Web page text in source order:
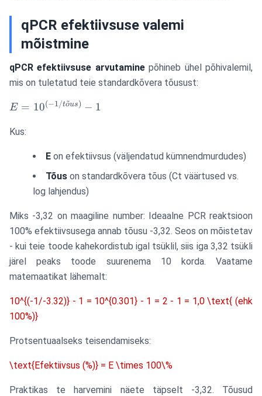
qPCR efektiivsuse valemi
mõistmine
qPCR efektiivsuse arvutaminepõhineb ühel põhivalemil,
mis on tuletatud teie standardkõvera tõusust:
E =
- 1
E = 10(−1/to
~us) − 1
Kus:
E on efektiivsus (väljendatud kümnendmurdudes)
Tõus on standardkõvera tõus (Ct väärtused vs.
log lahjendus)
Miks -3,32 on maagiline number: Ideaalne PCR reaktsioon
100% efektiivsusega annab tõusu -3,32. Seos on mõistetav
- kui teie toode kahekordistub igal tsüklil, siis iga 3,32 tsükli
järel peaks toode suurenema 10 korda. Vaatame
matemaatikat lähemalt:
10^{(-1/-3.32)} - 1 = 10^{0.301} - 1 = 2 - 1 = 1,0 \text{ (ehk
100%)}
Protsentuaalseks teisendamiseks:
\text{Efektiivsus (%)} = E \times 100\%
Praktikas te harvemini näete täpselt -3,32. Tõusud